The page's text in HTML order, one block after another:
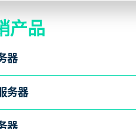
产品
器
务器
器